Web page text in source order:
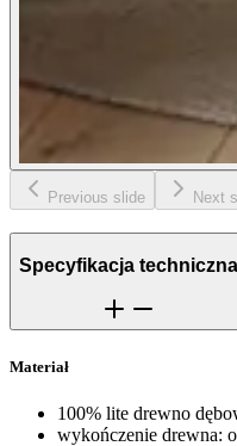
Previous slide Next
Specyfikacja techniczna
Materiał
100% lite drewno
wykończenie drewna: